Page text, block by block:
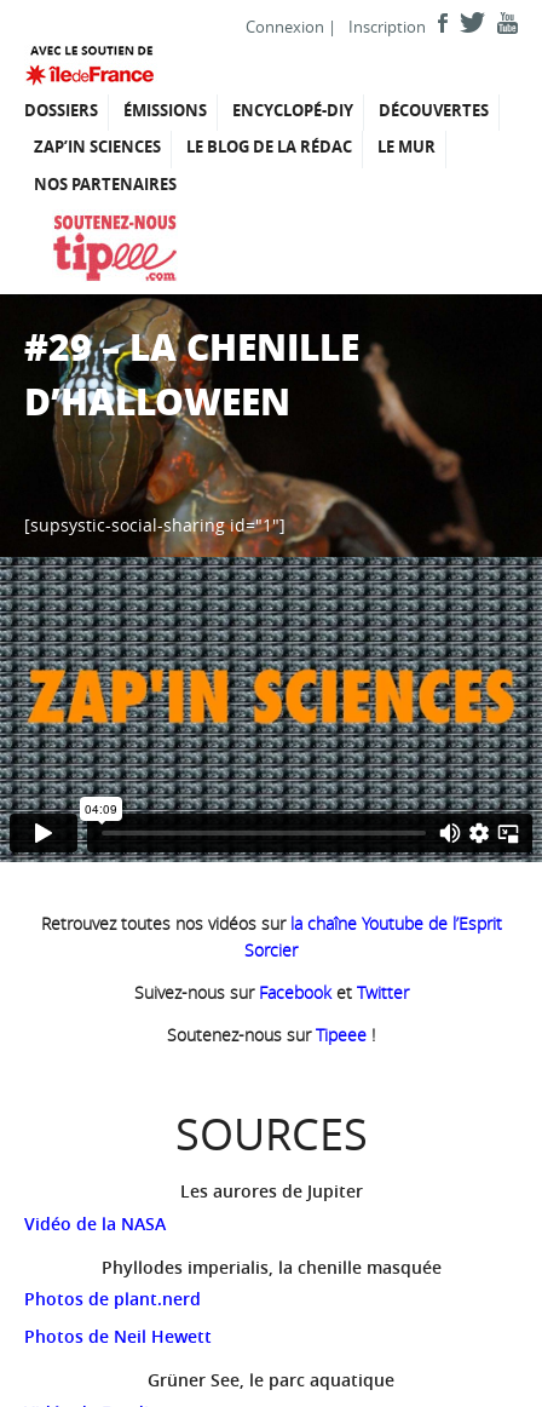
Connexion | Inscription
DOSSIERS ÉMISSIONS ENCYCLOPÉ-DIY
DÉCOUVERTES
ZAP’IN SCIENCES
LE BLOG DE LA RÉDAC
LE MUR
NOS PARTENAIRES
#29 – LA CHENILLE
D’HALLOWEEN
[supsystic-social-sharing id="1"]
Retrouvez toutes nos vidéos sur la chaîne Youtube de l’Esprit
Sorcier
Suivez-nous sur Facebooket Twitter
Soutenez-nous surTipeee !
SOURCES
Les aurores de Jupiter
Vidéo de la NASA
Phyllodes imperialis, la chenille masquée
Photos de plant.nerd
Photos de Neil Hewett
Grüner See, le parc aquatique